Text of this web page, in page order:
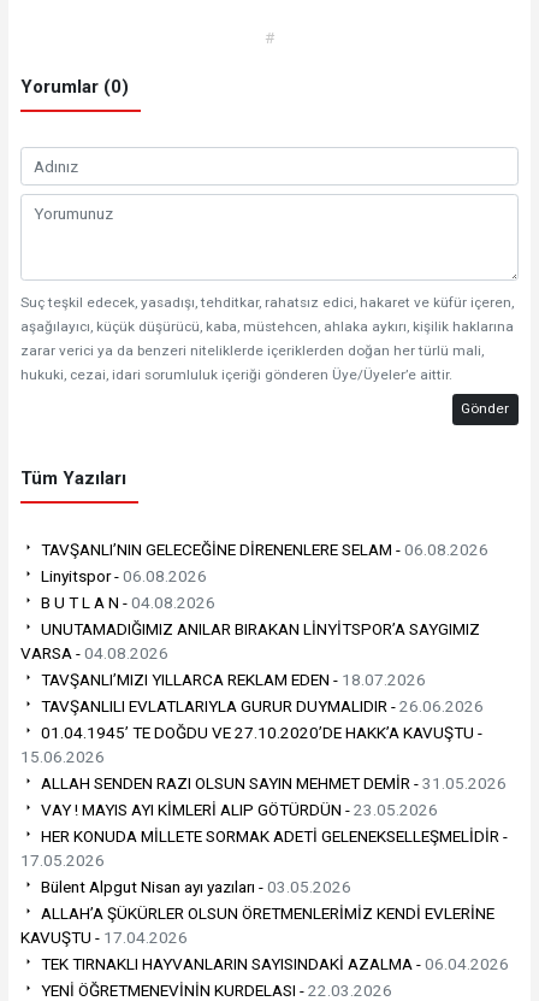
#
Yorumlar (0)
Suç teşkil edecek, yasadışı, tehditkar, rahatsız edici, hakaret ve küfür içeren,
aşağılayıcı, küçük düşürücü, kaba, müstehcen, ahlaka aykırı, kişilik haklarına
zarar verici ya da benzeri niteliklerde içeriklerden doğan her türlü mali,
hukuki, cezai, idari sorumluluk içeriği gönderen Üye/Üyeler’e aittir.
Gönder
Tüm Yazıları
TAVŞANLI’NIN GELECEĞİNE DİRENENLERE SELAM -06.08.2026
Linyitspor -06.08.2026
B U T L A N -04.08.2026
UNUTAMADIĞIMIZ ANILAR BIRAKAN LİNYİTSPOR’A SAYGIMIZ
VARSA -04.08.2026
TAVŞANLI’MIZI YILLARCA REKLAM EDEN - 18.07.2026
TAVŞANLILI EVLATLARIYLA GURUR DUYMALIDIR -26.06.2026
01.04.1945’ TE DOĞDU VE 27.10.2020’DE HAKK’A KAVUŞTU -
15.06.2026
ALLAH SENDEN RAZI OLSUN SAYIN MEHMET DEMİR -31.05.2026
VAY ! MAYIS AYI KİMLERİ ALIP GÖTÜRDÜN -23.05.2026
HER KONUDA MİLLETE SORMAK ADETİ GELENEKSELLEŞMELİDİR -
17.05.2026
Bülent Alpgut Nisan ayı yazıları -03.05.2026
ALLAH’A ŞÜKÜRLER OLSUN ÖRETMENLERİMİZ KENDİ EVLERİNE
KAVUŞTU - 17.04.2026
TEK TIRNAKLI HAYVANLARIN SAYISINDAKİ AZALMA -06.04.2026
YENİ ÖĞRETMENEVİNİN KURDELASI -22.03.2026